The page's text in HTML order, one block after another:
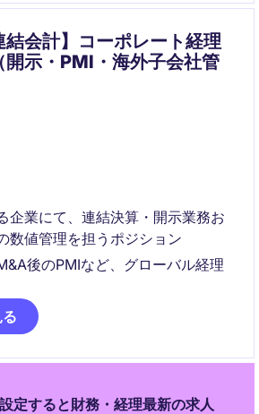
結会計】コーポレート経理
開示・PMI・海外子会社管
企業にて、連結決算・開示業務お
数値管理を担うポジション
後のPMIなど、グローバル経理
定すると財務・経理最新の求人